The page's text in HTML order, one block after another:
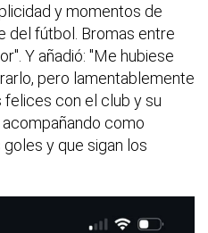
y momentos de
del fútbol. Bromas entre
Y añadió: "Me hubiese
pero lamentablemente
con el club y su
como
y que sigan los